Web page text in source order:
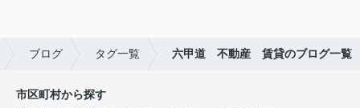
ブログ タグ一覧 六甲道 不動産 賃貸のブログ一覧
市区町村から探す